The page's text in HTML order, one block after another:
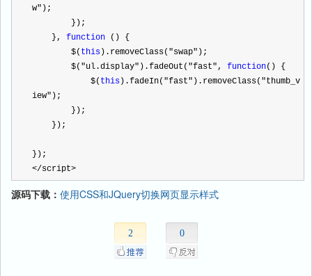
w" );
        });
    },
function () {
        $(
this ).removeClass( "swap" );
        $(
"ul.display" ).fadeOut( "fast", function() {
            $(
this ).fadeIn( "fast" ).removeClass( "thumb_v
iew" );
        });
    });
});
</script>
源码下载： 使用CSS和JQuery切换网页显示样式
2 0